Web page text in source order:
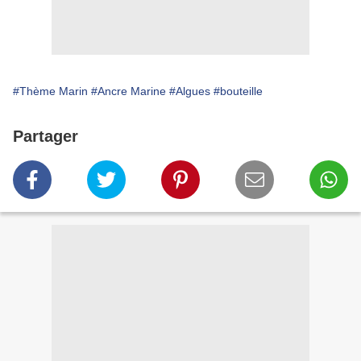
#Thème Marin #Ancre Marine #Algues #bouteille
Partager